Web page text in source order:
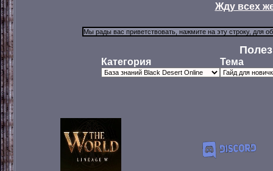
Жду всех
Категория Тема